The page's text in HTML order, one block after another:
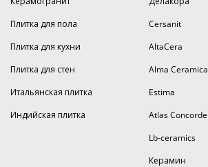
Плитка для пола
Плитка для кухни
Плитка для стен
Итальянская плитка
Индийская плитка
Cersanit
AltaCera
Alma Ceramica
Estima
Atlas Concorde
Lb-ceramics
Керамин